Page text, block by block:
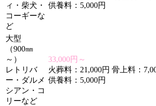
ィ・柴犬・
コーギーな
ど
供養料：5,000円
大型
（900㎜
～）
レトリバ
ー・ダルメ
シアン・コ
リーなど
33,000円～
火葬料：21,000円 骨上料：
供養料：5,000円